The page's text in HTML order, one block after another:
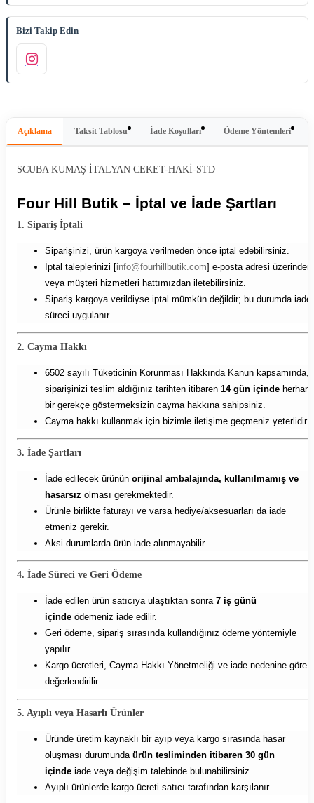
Bizi Takip Edin
Açıklama Taksit Tablosu İade Koşulları Ödeme Yöntemleri
SCUBA KUMAŞ İTALYAN CEKET-HAKİ-STD
Four Hill Butik – İptal ve İade Şartları
1. Sipariş İptali
Siparişinizi, ürün kargoya verilmeden önce iptal edebilirsiniz.
İptal taleplerinizi [info@fourhillbutik.com] e-posta adresi üzerinden
veya müşteri hizmetleri hattımızdan iletebilirsiniz.
Sipariş kargoya verildiyse iptal mümkün değildir; bu durumda iade
süreci uygulanır.
2. Cayma Hakkı
6502 sayılı Tüketicinin Korunması Hakkında Kanun kapsamında,
siparişinizi teslim aldığınız tarihten itibaren 14 gün içinde
bir gerekçe göstermeksizin cayma hakkına sahipsiniz.
Cayma hakkı kullanmak için bizimle iletişime geçmeniz yeterlidir.
3. İade Şartları
İade edilecek ürünün orijinal ambalajında, kullanılmamış ve
hasarsız olması gerekmektedir.
Ürünle birlikte faturayı ve varsa hediye/aksesuarları da iade
etmeniz gerekir.
Aksi durumlarda ürün iade alınmayabilir.
4. İade Süreci ve Geri Ödeme
İade edilen ürün satıcıya ulaştıktan sonra 7 iş günü
içinde ödemeniz iade edilir.
Geri ödeme, sipariş sırasında kullandığınız ödeme yöntemiyle
yapılır.
Kargo ücretleri, Cayma Hakkı Yönetmeliği ve iade nedenine göre
değerlendirilir.
5. Ayıplı veya Hasarlı Ürünler
Üründe üretim kaynaklı bir ayıp veya kargo sırasında hasar
oluşması durumunda ürün tesliminden itibaren 30 gün
içinde iade veya değişim talebinde bulunabilirsiniz.
Ayıplı ürünlerde kargo ücreti satıcı tarafından karşılanır.